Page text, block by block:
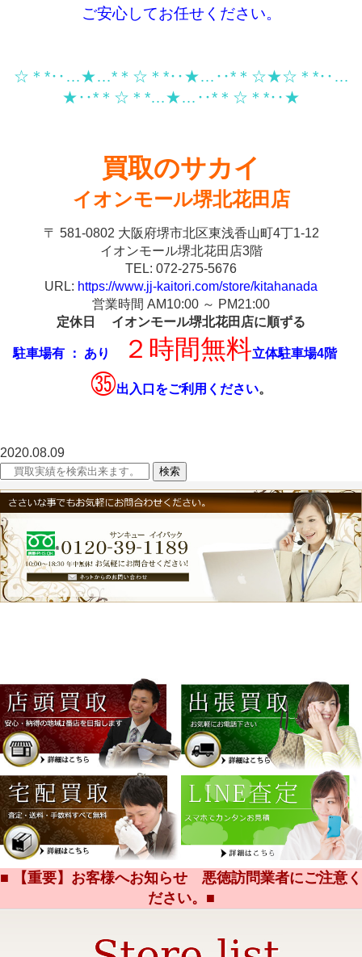
ご安心してお任せください。
☆＊*‥…★…*＊☆＊*‥★…‥*＊☆★☆＊*‥…
★‥*＊☆＊*…★…‥*＊☆＊*‥★
買取のサカイ
イオンモール堺北花田店
〒 581-0802 大阪府堺市北区東浅香山町4丁1-12
イオンモール堺北花田店3階
TEL: 072-275-5676
URL: https://www.jj-kaitori.com/store/kitahanada
営業時間 AM10:00 ～ PM21:00
定休日 イオンモール堺北花田店に順ずる
駐車場有 ： あり ２時間無料立体駐車場4階
㉟出入口をご利用ください。
2020.08.09
■ 【重要】お客様へお知らせ 悪徳訪問業者にご注意く
ださい。■